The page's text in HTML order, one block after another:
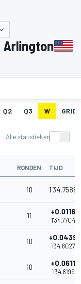
Arlington
Q2 Q3 W GRID
Alle statistieken
RONDEN TIJD
10 1'34.7588
11 +0.0116
1'34.7704
10 +0.0439
1'34.8027
10 +0.0611
1'34.8199